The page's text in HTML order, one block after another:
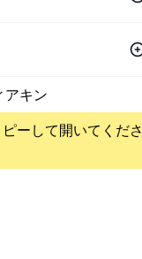
アキン
ーして開いてくださ